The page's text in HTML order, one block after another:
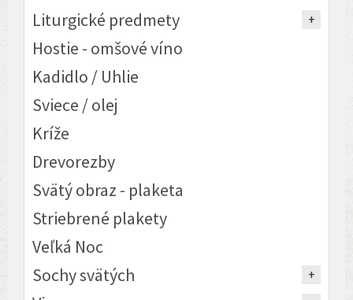
Liturgické predmety
Hostie - omšové víno
Kadidlo / Uhlie
Sviece / olej
Kríže
Drevorezby
Svätý obraz - plaketa
Striebrené plakety
Veľká Noc
Sochy svätých